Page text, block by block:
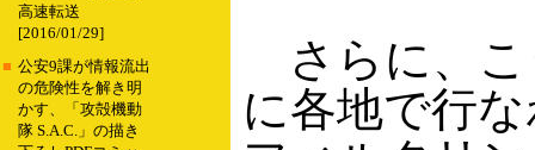
高速転送
[2016/01/29]
■ 公安9課が情報流出
の危険性を解き明
かす、「攻殻機動
隊 S.A.C.」の描き
さらに、こ
に各地で行